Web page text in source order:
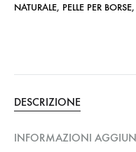
NATURALE, PELLE PER BORSE,
DESCRIZIONE
INFORMAZIONI